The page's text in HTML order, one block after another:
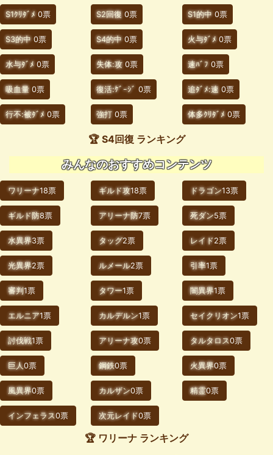
S1ｸﾘﾀﾞﾒ 0票 S2回復 0票 S1的中 0票
S3的中 0票 S4的中 0票 火与ﾀﾞﾒ 0票
水与ﾀﾞﾒ 0票 失体:攻 0票 速ﾊﾞﾌ 0票
吸血量 0票 復活:ｹﾞｰｼﾞ 0票 追ﾀﾞﾒ:速 0票
行不:被ﾀﾞﾒ 0票 強打 0票 体多ｸﾘﾀﾞﾒ 0票
🏆 S4回復 ランキング
みんなのおすすめコンテンツ
ワリーナ18票 ギルド攻18票 ドラゴン13票
ギルド防8票 アリーナ防7票 死ダン5票
水異界3票 タッグ2票 レイド2票
光異界2票 ルメール2票 引率1票
審判1票 タワー1票 闇異界1票
エルニア1票 カルデルン1票 セイクリオン1票
討伐戦1票 アリーナ攻0票 タルタロス0票
巨人0票 鋼鉄0票 火異界0票
風異界0票 カルザン0票 精霊0票
インフェラス0票 次元レイド0票
🏆 ワリーナ ランキング